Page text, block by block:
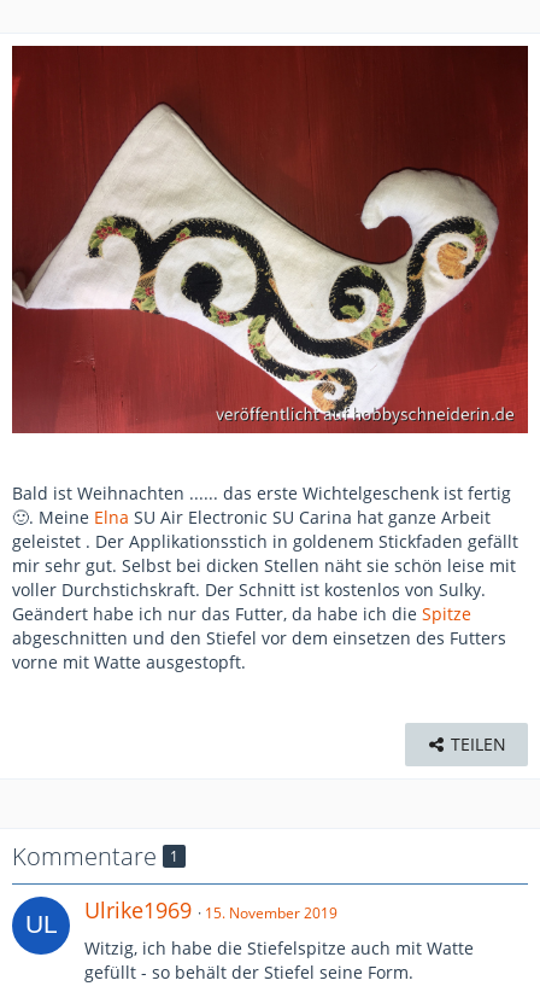
Bald ist Weihnachten ...... das erste Wichtelgeschenk ist fertig
🙂. Meine Elna SU Air Electronic SU Carina hat ganze Arbeit
geleistet . Der Applikationsstich in goldenem Stickfaden gefällt
mir sehr gut. Selbst bei dicken Stellen näht sie schön leise mit
voller Durchstichskraft. Der Schnitt ist kostenlos von Sulky.
Geändert habe ich nur das Futter, da habe ich die Spitze
abgeschnitten und den Stiefel vor dem einsetzen des Futters
vorne mit Watte ausgestopft.
TEILEN
Kommentare 1
Ulrike1969 15. November 2019
Witzig, ich habe die Stiefelspitze auch mit Watte
gefüllt - so behält der Stiefel seine Form.